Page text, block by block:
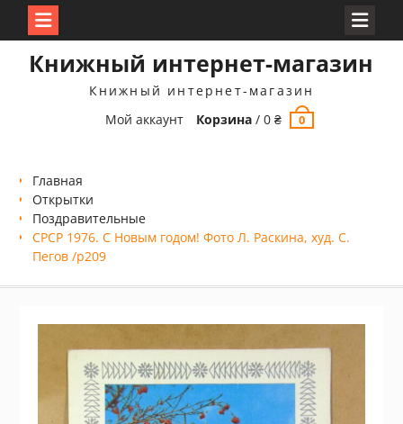
Книжный интернет-магазин
Книжный интернет-магазин
Мой аккаунт
Корзина /0₴ 0
Главная
Открытки
Поздравительные
СРСР 1976. С Новым годом! Фото Л. Раскина, худ. С.
Пегов /р209